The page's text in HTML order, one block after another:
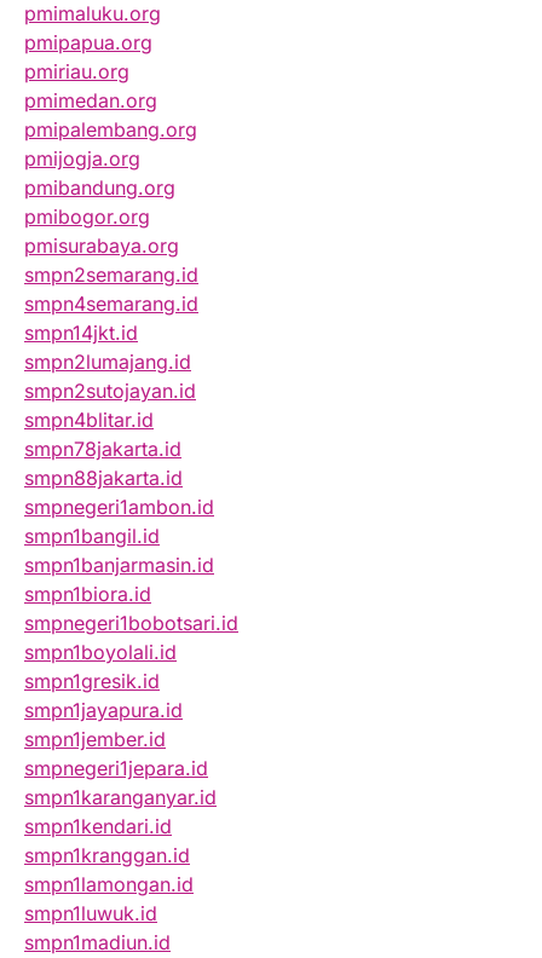
pmimaluku.org
pmipapua.org
pmiriau.org
pmimedan.org
pmipalembang.org
pmijogja.org
pmibandung.org
pmibogor.org
pmisurabaya.org
smpn2semarang.id
smpn4semarang.id
smpn14jkt.id
smpn2lumajang.id
smpn2sutojayan.id
smpn4blitar.id
smpn78jakarta.id
smpn88jakarta.id
smpnegeri1ambon.id
smpn1bangil.id
smpn1banjarmasin.id
smpn1biora.id
smpnegeri1bobotsari.id
smpn1boyolali.id
smpn1gresik.id
smpn1jayapura.id
smpn1jember.id
smpnegeri1jepara.id
smpn1karanganyar.id
smpn1kendari.id
smpn1kranggan.id
smpn1lamongan.id
smpn1luwuk.id
smpn1madiun.id